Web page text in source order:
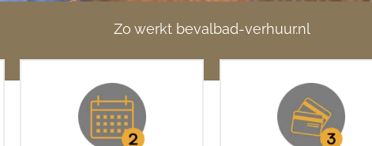
Zo werkt bevalbad-verhuur.nl